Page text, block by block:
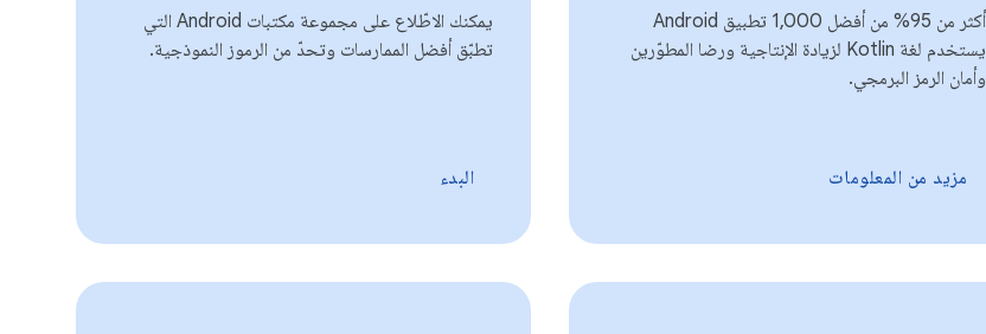
أكثر من 95% من أفضل 1,000 تطبيق Android
يستخدم لغة Kotlin لزيادة الإنتاجية ورضا المطوّرين
وأمان الرمز البرمجي.
مزيد من المعلومات
يمكنك الاطّلاع على مجموعة مكتبات Android التي
تطبّق أفضل الممارسات وتحدّ من الرموز النموذجية.
البدء